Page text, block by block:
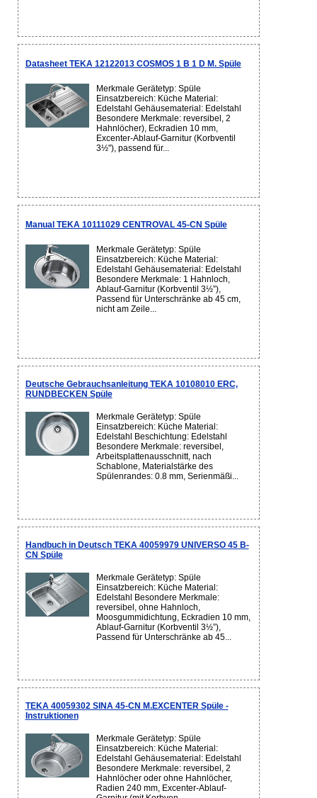
Datasheet TEKA 12122013 COSMOS 1 B 1 D M. Spüle
Merkmale Gerätetyp: Spüle
Einsatzbereich: Küche Material:
Edelstahl Gehäusematerial: Edelstahl
Besondere Merkmale: reversibel, 2
Hahnlöcher), Eckradien 10 mm,
Excenter-Ablauf-Garnitur (Korbventil
3½"), passend für...
Manual TEKA 10111029 CENTROVAL 45-CN Spüle
Merkmale Gerätetyp: Spüle
Einsatzbereich: Küche Material:
Edelstahl Gehäusematerial: Edelstahl
Besondere Merkmale: 1 Hahnloch,
Ablauf-Garnitur (Korbventil 3½”),
Passend für Unterschränke ab 45 cm,
nicht am Zeile...
Deutsche Gebrauchsanleitung TEKA 10108010 ERC,
RUNDBECKEN Spüle
Merkmale Gerätetyp: Spüle
Einsatzbereich: Küche Material:
Edelstahl Beschichtung: Edelstahl
Besondere Merkmale: reversibel,
Arbeitsplattenausschnitt, nach
Schablone, Materialstärke des
Spülenrandes: 0.8 mm, Serienmäßi...
Handbuch in Deutsch TEKA 40059979 UNIVERSO 45 B-
CN Spüle
Merkmale Gerätetyp: Spüle
Einsatzbereich: Küche Material:
Edelstahl Besondere Merkmale:
reversibel, ohne Hahnloch,
Moosgummidichtung, Eckradien 10 mm,
Ablauf-Garnitur (Korbventil 3½”),
Passend für Unterschränke ab 45...
TEKA 40059302 SINA 45-CN M.EXCENTER Spüle -
Instruktionen
Merkmale Gerätetyp: Spüle
Einsatzbereich: Küche Material:
Edelstahl Gehäusematerial: Edelstahl
Besondere Merkmale: reversibel, 2
Hahnlöcher oder ohne Hahnlöcher,
Radien 240 mm, Excenter-Ablauf-